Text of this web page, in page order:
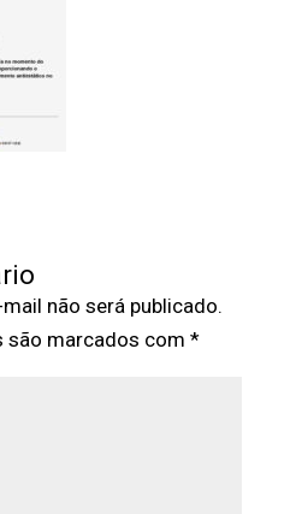
não será publicado.
são marcados com *